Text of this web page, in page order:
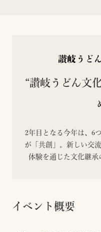
讃岐うど
“讃岐うどん文
2年目となる今年は、6
が「共創」。新しい交
体験を通じた文化継承
イベント概要